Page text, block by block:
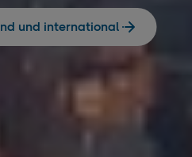
und international